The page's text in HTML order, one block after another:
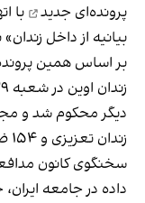
پرونده‌ای جدید
با
بیانیه از داخل
بر اساس همین
زندان تعزیزی و ۱۵۴ ضربه شلاق تعزیزی افزایش یافت.
سخنگوی کانون
داده در جامعه